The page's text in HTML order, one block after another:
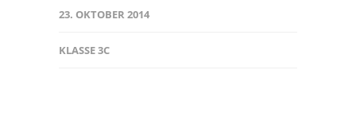
23. OKTOBER 2014
KLASSE 3C